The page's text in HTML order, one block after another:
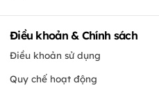
Điều khoản & Chính sách
Điều khoản sử dụng
Quy chế hoạt động